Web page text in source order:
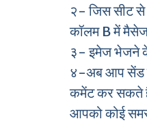
२- जिस सीट से
कॉलम B में
३- इमेज भेजने के
४-अब आप सेंड
कमेंट कर सकते हैं
आपको कोई